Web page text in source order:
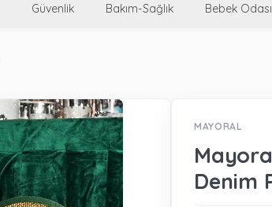
Güvenlik Bakım-Sağlık Bebek Odası
MAYORAL
Denim